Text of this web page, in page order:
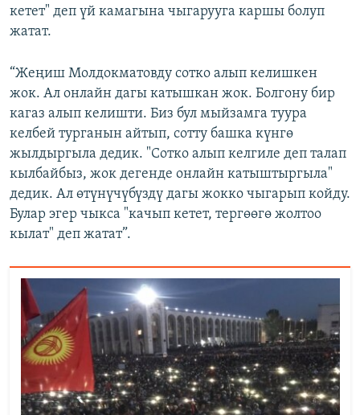
кетет" деп үй камагына чыгарууга каршы болуп
жатат.
“Жеңиш Молдокматовду сотко алып келишкен
жок. Ал онлайн дагы катышкан жок. Болгону бир
кагаз алып келишти. Биз бул мыйзамга туура
келбей турганын айтып, сотту башка күнгө
жылдыргыла дедик. "Сотко алып келгиле деп талап
кылбайбыз, жок дегенде онлайн катыштыргыла"
дедик. Ал өтүнүчүбүздү дагы жокко чыгарып койду.
Булар эгер чыкса "качып кетет, тергөөгө жолтоо
кылат" деп жатат”.